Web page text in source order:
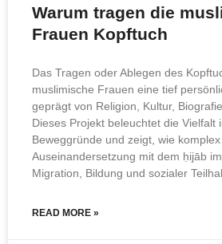
Warum tragen die
Frauen Kopftuch
Das Tragen oder Ablegen des
muslimische Frauen eine tief
geprägt von Religion, Kultur,
Dieses Projekt beleuchtet die Vielfalt
Beweggründe und zeigt, wie komplex
Auseinandersetzung mit dem ḥijāb
Migration, Bildung und sozialer
READ MORE »